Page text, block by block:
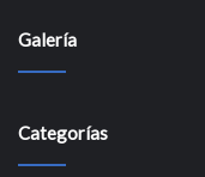
Galería
Categorías